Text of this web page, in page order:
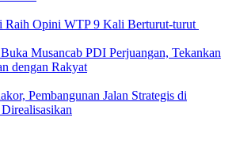
Raih Opini WTP 9 Kali Berturut-turut
Musancab PDI Perjuangan, Tekankan
dengan Rakyat
Pembangunan Jalan Strategis di